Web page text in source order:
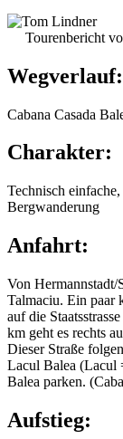
Tourenbericht
Wegverlauf:
Cabana Casada
Charakter:
Technisch
Bergwanderung
Anfahrt:
Von
Talmaciu. Ein paar
auf die
km geht es rechts
Dieser Straße
Lacul Balea (Lacul
Balea parken.
Aufstieg: